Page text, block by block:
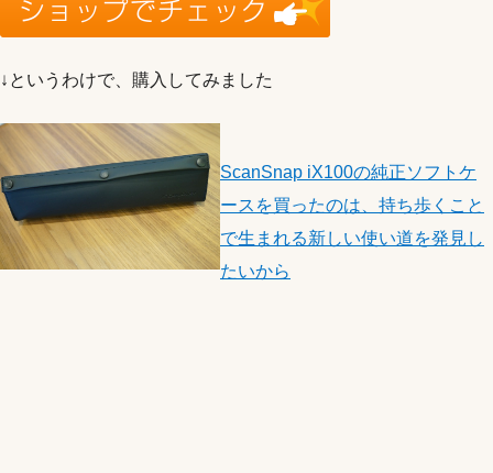
↓というわけで、購入してみました
ScanSnap iX100の純正ソフトケ
ースを買ったのは、持ち歩くこと
で生まれる新しい使い道を発見し
たいから